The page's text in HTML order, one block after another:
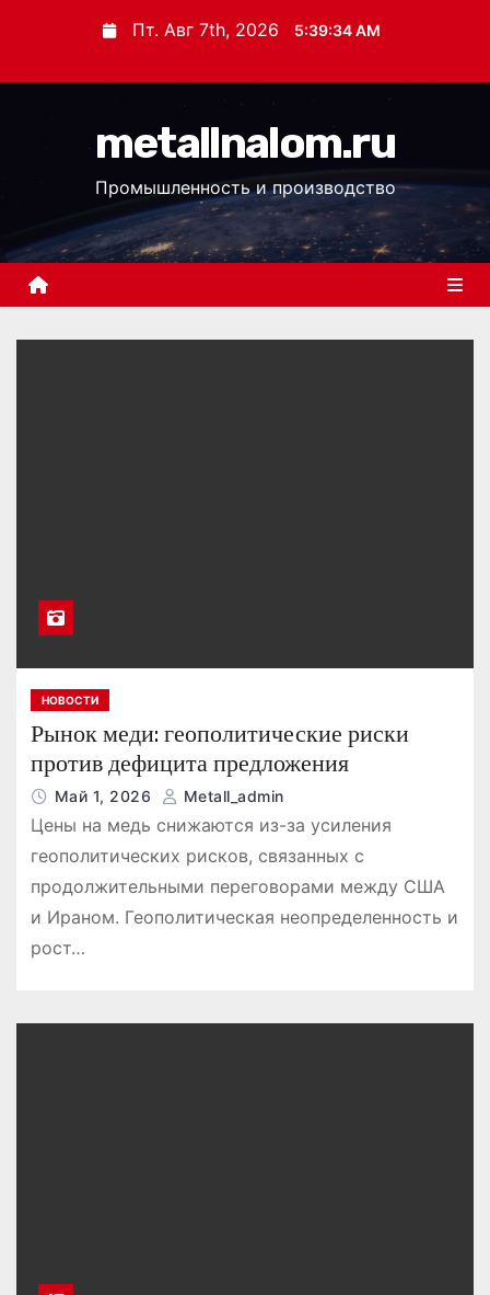
с
Пт. Авг 7th, 2026 5:39:35 AM
metallnalom.ru
Промышленность и производство
НОВОСТИ
Рынок меди: геополитические риски
против дефицита предложения
Май 1, 2026 Metall_admin
Цены на медь снижаются из-за усиления
геополитических рисков, связанных с
продолжительными переговорами между США
и Ираном. Геополитическая неопределенность и
рост…